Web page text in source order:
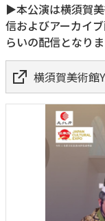
▶本公演は横須賀
信およびアーカイ
らいの配信となり
横須賀美術館